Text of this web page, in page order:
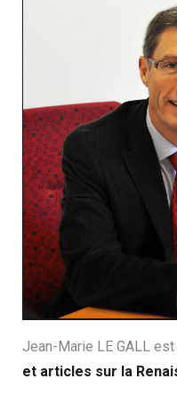
Jean-Marie LE GALL est
et articles sur la